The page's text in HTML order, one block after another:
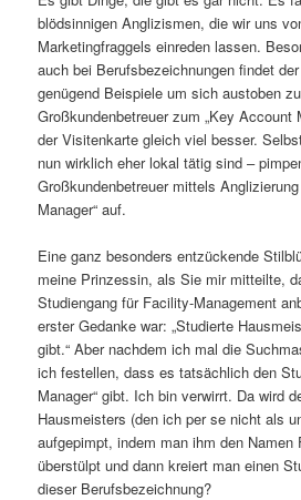
blödsinnigen Anglizismen, die wir uns
Marketingfraggels einreden lassen.
auch bei Berufsbezeichnungen findet
genügend Beispiele um sich austoben
Großkundenbetreuer zum „Key Account
der Visitenkarte gleich viel besser.
nun wirklich eher lokal tätig sind –
Großkundenbetreuer mittels
Manager“ auf.
Eine ganz besonders entzückende
meine Prinzessin, als Sie mir mitteilte,
Studiengang für Facility-Management
erster Gedanke war: „Studierte
gibt.“ Aber nachdem ich mal die
ich festellen, dass es tatsächlich den
Manager“ gibt. Ich bin verwirrt. Da wird
Hausmeisters (den ich per se nicht als
aufgepimpt, indem man ihm den Namen
überstülpt und dann kreiert man einen
dieser Berufsbezeichnung?